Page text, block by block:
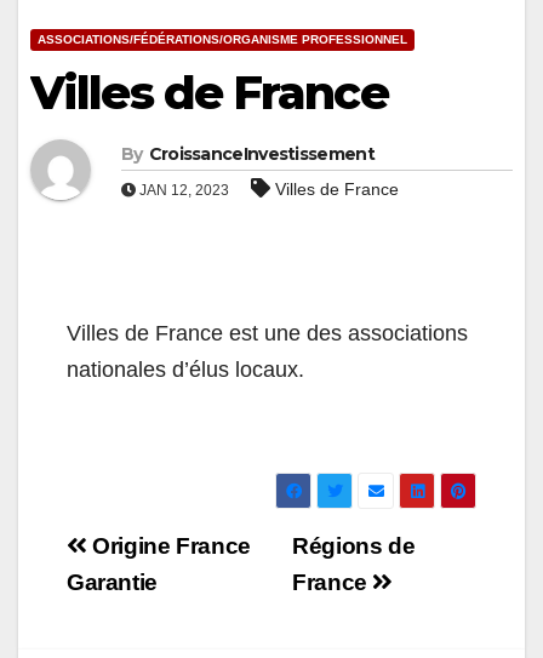
ASSOCIATIONS/FÉDÉRATIONS/ORGANISME PROFESSIONNEL
Villes de France
By CroissanceInvestissement
JAN 12, 2023 Villes de France
Villes de France est une des associations
nationales d’élus locaux.
Navigation
de
Régions de
France
Origine France
Garantie